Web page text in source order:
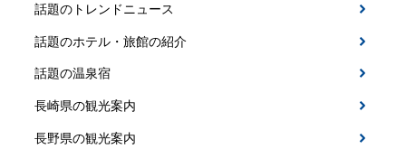
話題のトレンドニュース
話題のホテル・旅館の紹介
話題の温泉宿
長崎県の観光案内
長野県の観光案内